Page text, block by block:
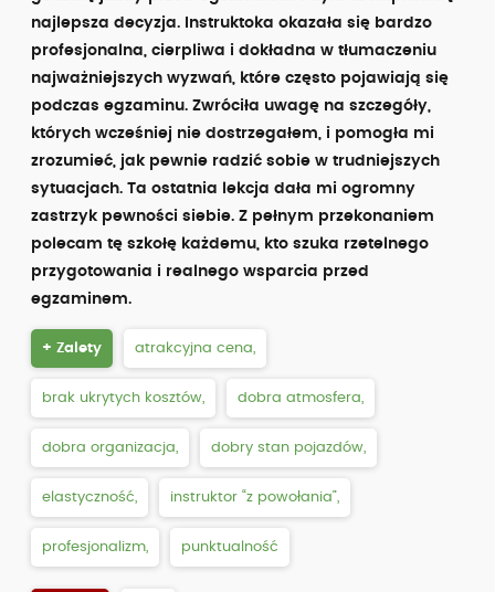
najlepsza decyzja. Instruktoka okazała się bardzo
profesjonalna, cierpliwa i dokładna w tłumaczeniu
najważniejszych wyzwań, które często pojawiają się
podczas egzaminu. Zwróciła uwagę na szczegóły,
których wcześniej nie dostrzegałem, i pomogła mi
zrozumieć, jak pewnie radzić sobie w trudniejszych
sytuacjach. Ta ostatnia lekcja dała mi ogromny
zastrzyk pewności siebie. Z pełnym przekonaniem
polecam tę szkołę każdemu, kto szuka rzetelnego
przygotowania i realnego wsparcia przed
egzaminem.
+ Zalety atrakcyjna cena,
brak ukrytych kosztów, dobra atmosfera,
dobra organizacja, dobry stan pojazdów,
elastyczność, instruktor “z powołania”,
profesjonalizm, punktualność